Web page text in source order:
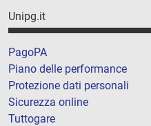
Unipg.it
PagoPA
Piano delle performance
Protezione dati personali
Sicurezza online
Tuttogare